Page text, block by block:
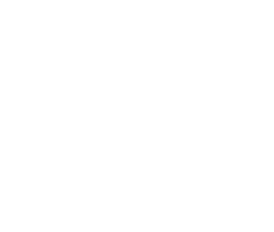
or backward.